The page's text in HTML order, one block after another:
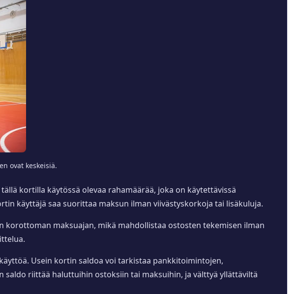
ovat keskeisiä.
kortilla käytössä olevaa rahamäärää, joka on käytettävissä
käyttäjä saa suorittaa maksun ilman viivästyskorkoja tai lisäkuluja.
korottoman maksuajan, mikä mahdollistaa ostosten tekemisen ilman
Usein kortin saldoa voi tarkistaa pankkitoimintojen,
riittää haluttuihin ostoksiin tai maksuihin, ja välttyä yllättäviltä